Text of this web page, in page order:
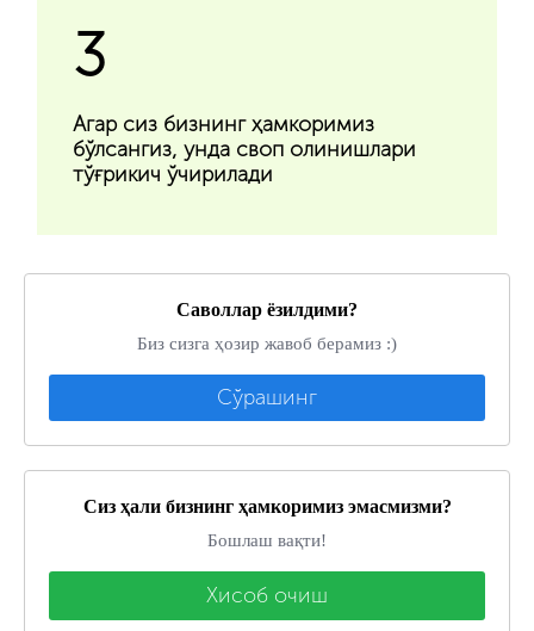
3
Агар сиз бизнинг ҳамкоримиз
бўлсангиз, унда своп олинишлари
тўғрикич ўчирилади
Саволлар ёзилдими?
Биз сизга ҳозир жавоб берамиз :)
Сўрашинг
Сиз ҳали бизнинг ҳамкоримиз эмасмизми?
Бошлаш вақти!
Хисоб очиш